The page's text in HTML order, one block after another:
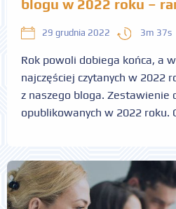
blogu w 2022 roku –
29 grudnia 2022 3m 37s
Rok powoli dobiega końca, a
najczęściej czytanych w 2022
z naszego bloga. Zestawienie
opublikowanych w 2022 roku.